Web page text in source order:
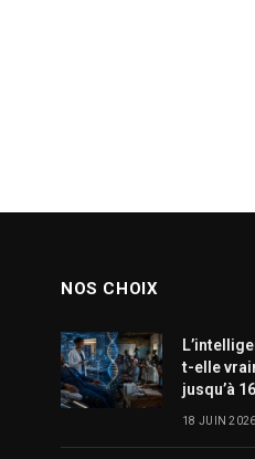
NOS CHOIX
t-elle
jusqu’à
18 JUIN 2026